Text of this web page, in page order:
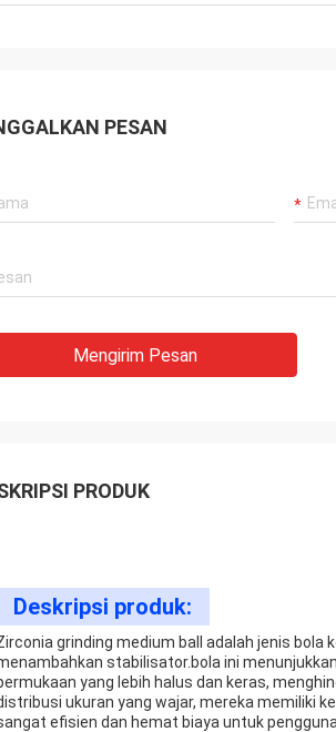
PESAN
Mengirim Pesan
PRODUK
Deskripsi produk:
grinding medium ball adalah jenis bola
stabilisator.bola ini
yang lebih halus dan keras,
ukuran yang wajar, mereka memiliki
efisien dan hemat biaya untuk